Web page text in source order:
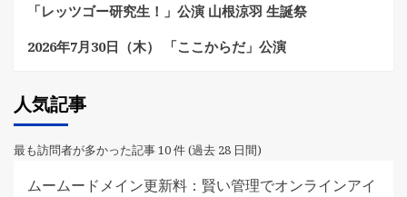
「レッツゴー研究生！」公演 山根涼羽 生誕祭
2026年7月30日（木） 「ここからだ」公演
人気記事
最も訪問者が多かった記事 10 件 (過去 28 日間)
ムームードメイン更新料：賢い管理でオンラインアイ